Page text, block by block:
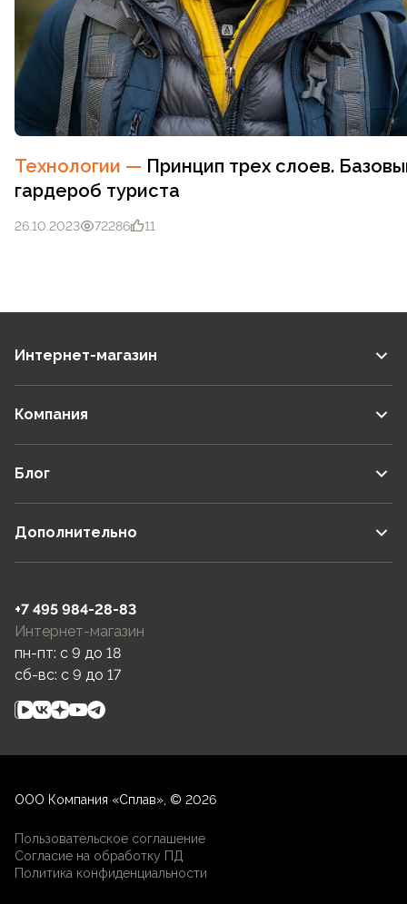
Технологии — Принцип трех слоев.
гардероб туриста
26.10.2023 72286 11
Интернет-магазин
Компания
Блог
Дополнительно
+7 495 984-28-83
Интернет-магазин
пн-пт: c 9 до 18
сб-вс: c 9 до 17
ООО Компания «Сплав», © 2026
Пользовательское соглашение
Согласие на обработку ПД
Политика конфиденциальности